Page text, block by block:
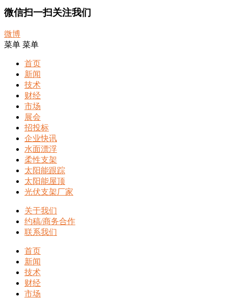
微信扫一扫关注我们
微博
菜单 菜单
首页
新闻
技术
财经
市场
展会
招投标
企业快讯
水面漂浮
柔性支架
太阳能跟踪
太阳能屋顶
光伏支架厂家
关于我们
约稿/商务合作
联系我们
首页
新闻
技术
财经
市场